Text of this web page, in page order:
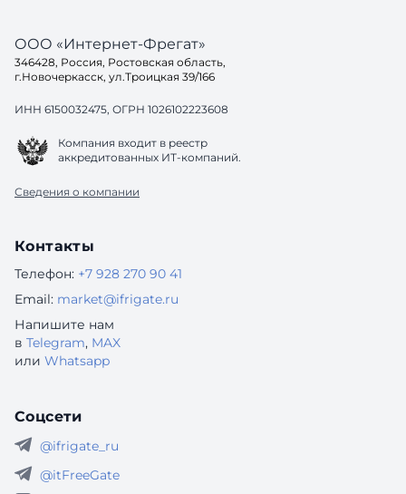
ООО «Интернет-Фрегат»
346428, Россия, Ростовская область,
г.Новочеркасск, ул.Троицкая 39/166
ИНН 6150032475, ОГРН 1026102223608
Компания входит в реестр
аккредитованных ИТ-компаний.
Сведения о компании
Контакты
Телефон: +7 928 270 90 41
Email: market@ifrigate.ru
Напишите нам
в Telegram, MAX
или Whatsapp
Соцсети
@ifrigate_ru
@itFreeGate